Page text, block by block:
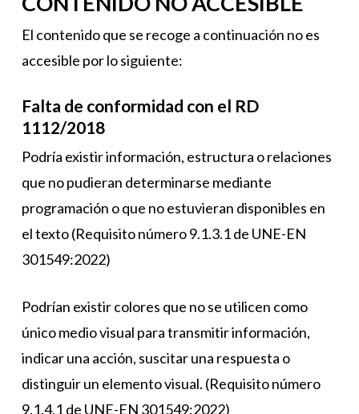
El contenido que se recoge a continuación no es
accesible por lo siguiente:
Falta de conformidad con el RD
1112/2018
Podría existir información, estructura o relaciones
que no pudieran determinarse mediante
programación o que no estuvieran disponibles en
el texto (Requisito número 9.1.3.1 de UNE-EN
301549:2022)
Podrían existir colores que no se utilicen como
único medio visual para transmitir información,
indicar una acción, suscitar una respuesta o
distinguir un elemento visual. (Requisito número
9.1.4.1 de UNE-EN 301549:2022)